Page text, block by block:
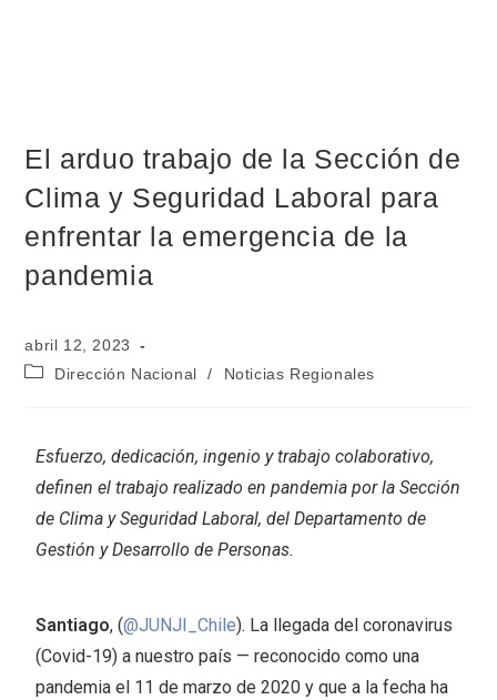
El arduo trabajo de la Sección de
Clima y Seguridad Laboral para
enfrentar la emergencia de la
pandemia
abril 12, 2023
Dirección Nacional
/ Noticias Regionales
Esfuerzo, dedicación, ingenio y trabajo colaborativo,
definen el trabajo realizado en pandemia por la Sección
de Clima y Seguridad Laboral, del Departamento de
Gestión y Desarrollo de Personas.
Santiago, (@JUNJI_Chile). La llegada del coronavirus
(Covid-19) a nuestro país — reconocido como una
pandemia el 11 de marzo de 2020 y que a la fecha ha